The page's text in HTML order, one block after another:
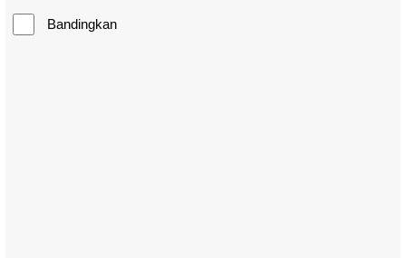
Bandingkan